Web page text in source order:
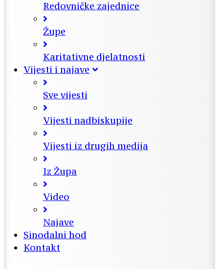
Redovničke zajednice
Župe
Karitativne djelatnosti
Vijesti i najave
Sve vijesti
Vijesti nadbiskupije
Vijesti iz drugih medija
Iz Župa
Video
Najave
Sinodalni hod
Kontakt